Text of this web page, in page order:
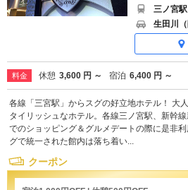
三ノ宮
生田川
料金 休憩 3,600 円 ～ 宿泊 6,400 円 ～
各線「三宮駅」からスグの好立地ホテル！ 大
タイリッシュなホテル。各線三ノ宮駅、新幹
でのショッピング＆グルメデートの際に是非
グで統一された館内は落ち着い...
クーポン